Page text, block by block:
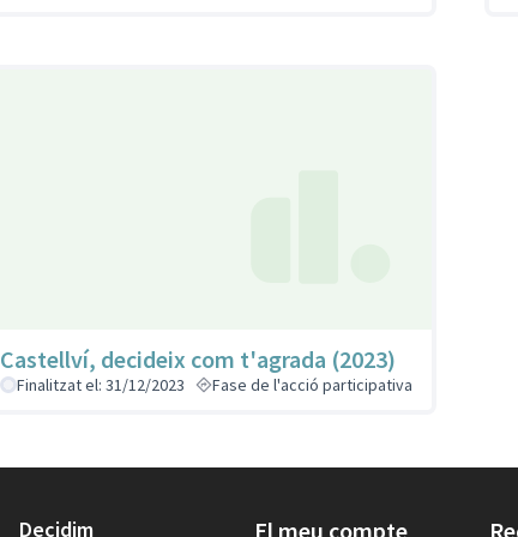
Castellví, decideix com t'agrada (2023)
Finalitzat el: 31/12/2023 Fase de l'acció participativa
Decidim El meu compte